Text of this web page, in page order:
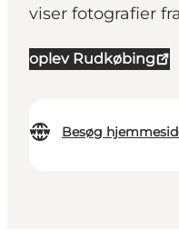
viser fotografier
oplev Rudkøbing
Besøg